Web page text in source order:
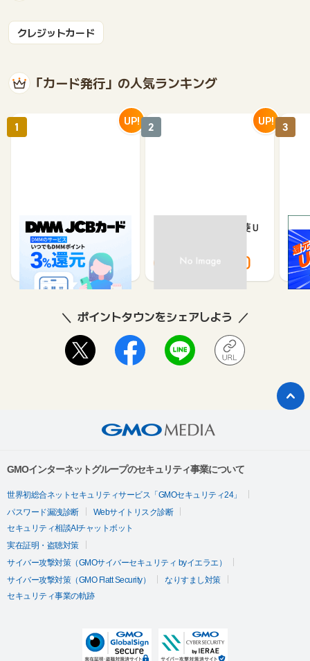
クレジットカード
「カード発行」の人気ランキング
DMM JCBカード（発
券）
3,000 5,500
1 UP!
【過去最高還元】三菱Ｕ
8,000 12,000
2 UP!
※合
※【
シ
3
ポイントタウンをシェアしよう
GMOインターネットグループのセキュリティ事業について
世界初総合ネットセキュリティサービス「GMOセキュリティ24」
パスワード漏洩診断
Webサイトリスク診断
セキュリティ相談AIチャットボット
実在証明・盗聴対策
サイバー攻撃対策（GMOサイバーセキュリティ byイエラエ）
サイバー攻撃対策（GMO Flatt Security）
なりすまし対策
セキュリティ事業の軌跡